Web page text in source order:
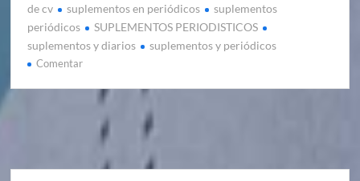
de cv
suplementos en periódicos
suplementos
periódicos
SUPLEMENTOS PERIODISTICOS
suplementos y diarios
suplementos y periódicos
Comentaren
especial
2022